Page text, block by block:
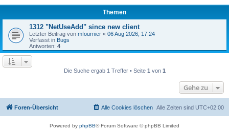
Themen
1312 "NetUseAdd" since new client
Letzter Beitrag von mfournier « 06 Aug 2026, 17:24
Verfasst in Bugs
Antworten: 4
Die Suche ergab 1 Treffer • Seite 1 von 1
Gehe zu
Foren-Übersicht Alle Zeiten sind UTC+02:00
Alle Cookies löschen
Powered by phpBB® Forum Software © phpBB Limited